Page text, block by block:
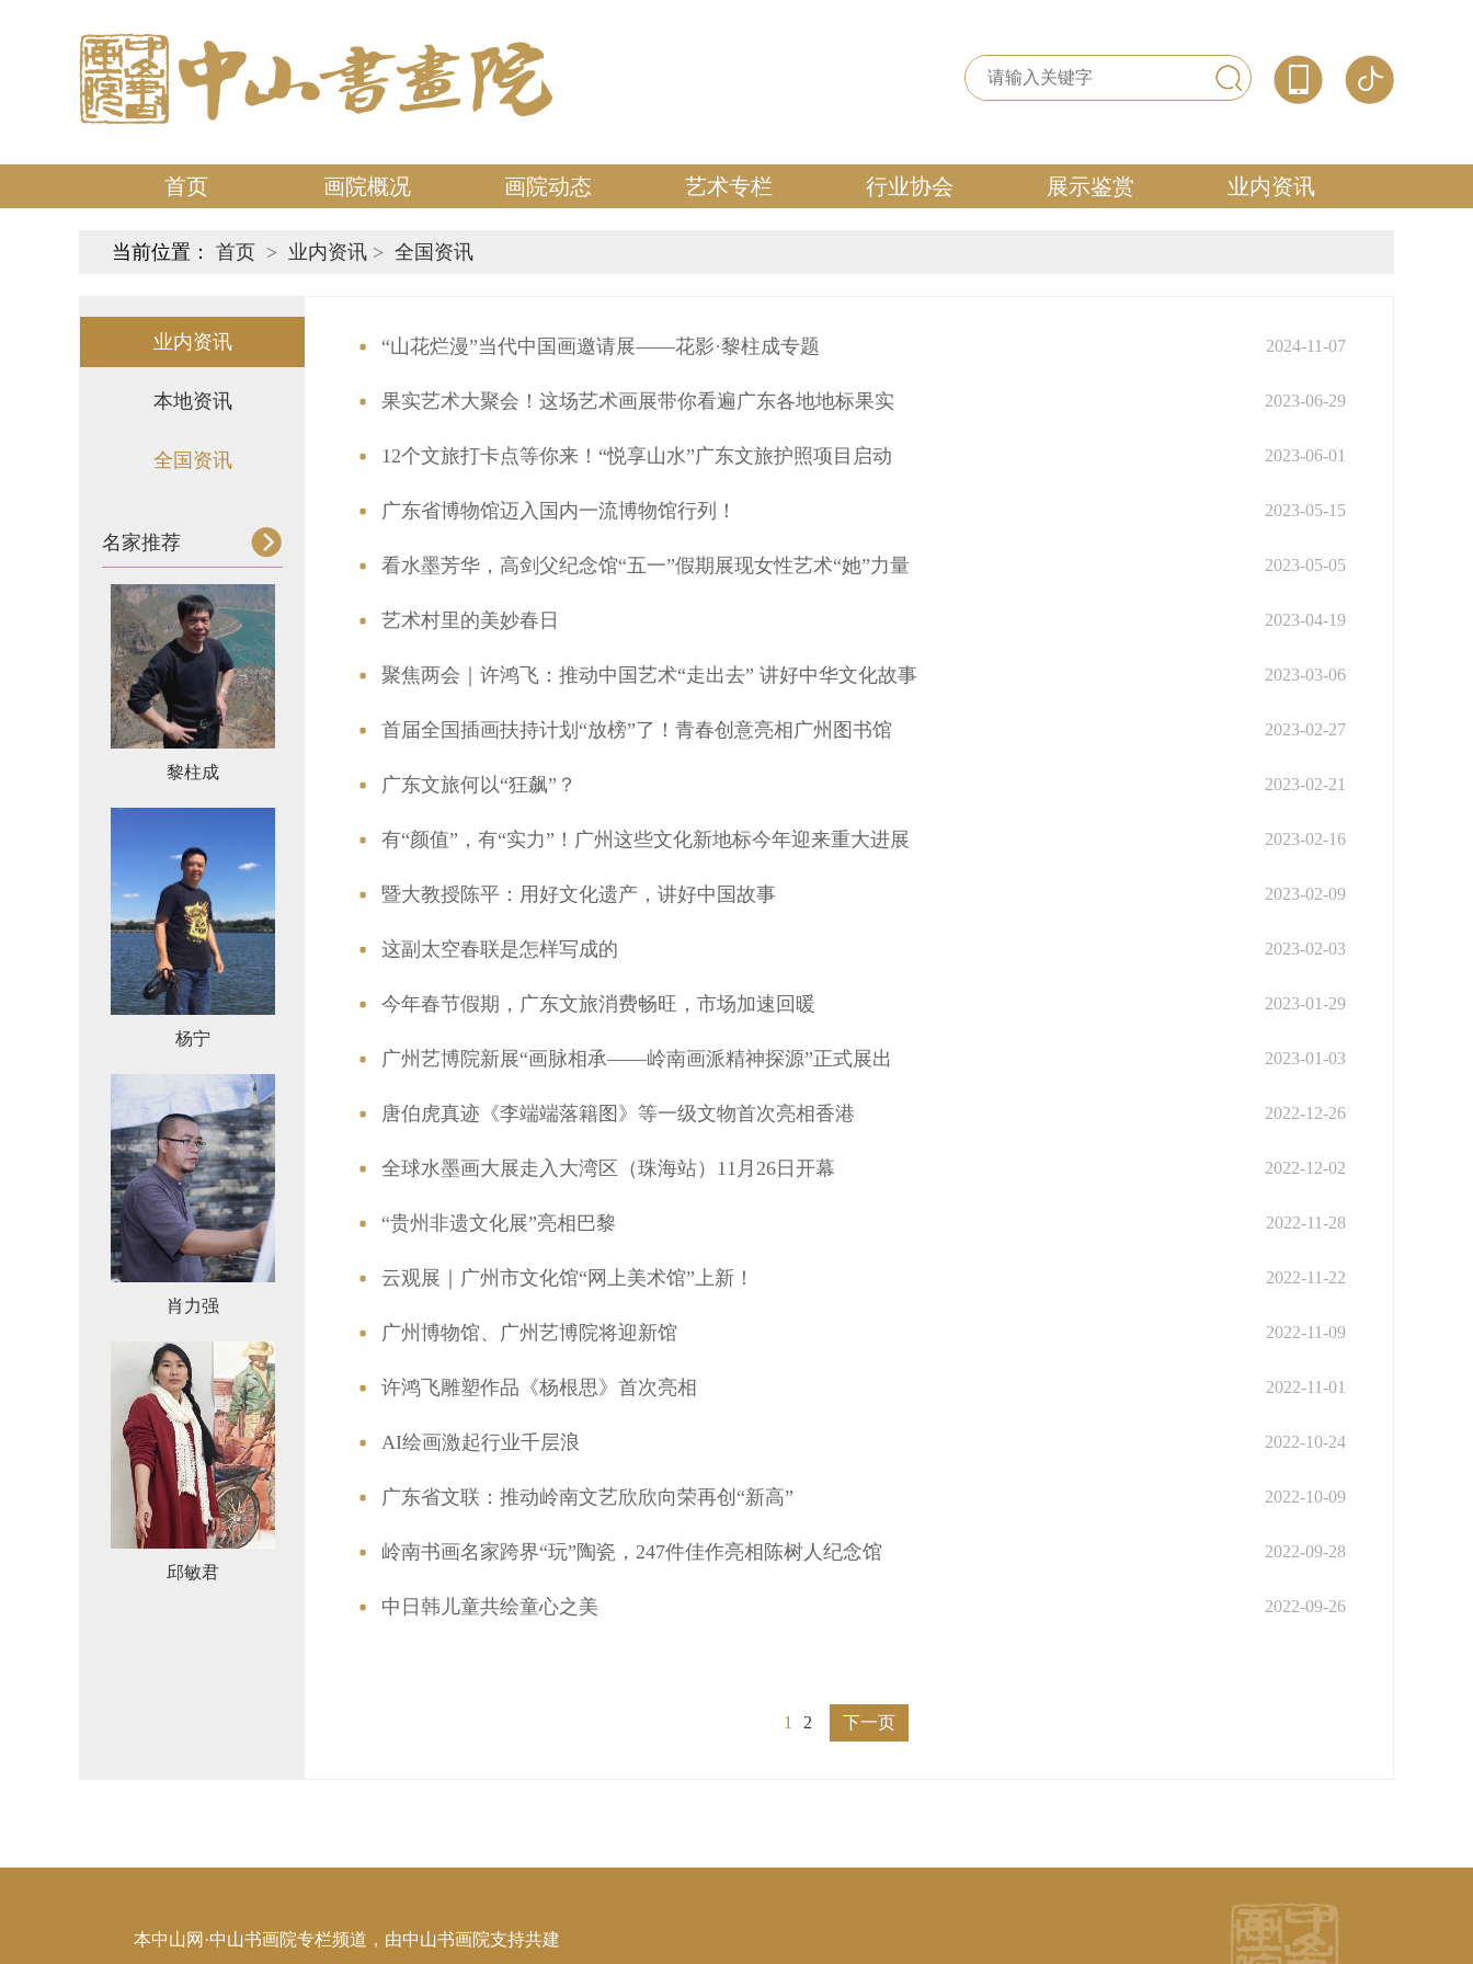
首页 画院概况 画院动态 艺术专栏 行业协会 展示鉴赏 业内资讯
当前位置： 首页 > 业内资讯 > 全国资讯
业内资讯
本地资讯
全国资讯
名家推荐
黎柱成
杨宁
肖力强
邱敏君
“山花烂漫”当代中国画邀请展——花影·黎柱成专题 2024-11-07
果实艺术大聚会！这场艺术画展带你看遍广东各地地标果实 2023-06-29
12个文旅打卡点等你来！“悦享山水”广东文旅护照项目启动 2023-06-01
广东省博物馆迈入国内一流博物馆行列！ 2023-05-15
看水墨芳华，高剑父纪念馆“五一”假期展现女性艺术“她”力量 2023-05-05
艺术村里的美妙春日 2023-04-19
聚焦两会｜许鸿飞：推动中国艺术“走出去” 讲好中华文化故事 2023-03-06
首届全国插画扶持计划“放榜”了！青春创意亮相广州图书馆 2023-02-27
广东文旅何以“狂飙”？ 2023-02-21
有“颜值”，有“实力”！广州这些文化新地标今年迎来重大进展 2023-02-16
暨大教授陈平：用好文化遗产，讲好中国故事 2023-02-09
这副太空春联是怎样写成的 2023-02-03
今年春节假期，广东文旅消费畅旺，市场加速回暖 2023-01-29
广州艺博院新展“画脉相承——岭南画派精神探源”正式展出 2023-01-03
唐伯虎真迹《李端端落籍图》等一级文物首次亮相香港 2022-12-26
全球水墨画大展走入大湾区（珠海站）11月26日开幕 2022-12-02
“贵州非遗文化展”亮相巴黎 2022-11-28
云观展｜广州市文化馆“网上美术馆”上新！ 2022-11-22
广州博物馆、广州艺博院将迎新馆 2022-11-09
许鸿飞雕塑作品《杨根思》首次亮相 2022-11-01
AI绘画激起行业千层浪 2022-10-24
广东省文联：推动岭南文艺欣欣向荣再创“新高” 2022-10-09
岭南书画名家跨界“玩”陶瓷，247件佳作亮相陈树人纪念馆 2022-09-28
中日韩儿童共绘童心之美 2022-09-26
1 2 下一页
本中山网·中山书画院专栏频道，由中山书画院支持共建